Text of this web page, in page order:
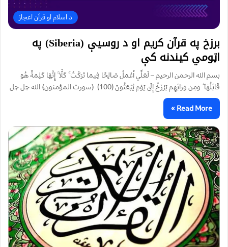
د اسلام او قرآن اعجاز
برزخ په قرآن کريم او د روسيې (Siberia) په
اټومي کیندنه کې
بسم الله الرحمن الرحیم – لَعَلِّي أَعْمَلُ صَالِحًا فِيمَا تَرَكْتُ ۚ كَلَّا ۚ إِنَّهَا كَلِمَةٌ هُوَ
قَائِلُهَا ۖ وَمِن وَرَائِهِم بَرْزَخٌ إِلَىٰ يَوْمِ يُبْعَثُونَ (100) ﴿سورت المؤمنون﴾ الله جل جل
Read More »